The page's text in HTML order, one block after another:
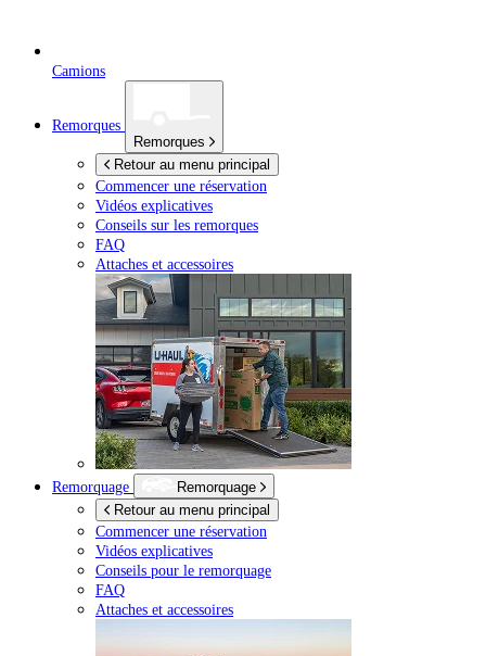
Camions
Remorques
Remorques
Retour au menu principal
Commencer une réservation
Vidéos explicatives
Conseils sur les remorques
FAQ
Attaches et accessoires
Remorquage
Remorquage
Retour au menu principal
Commencer une réservation
Vidéos explicatives
Conseils pour le remorquage
FAQ
Attaches et accessoires